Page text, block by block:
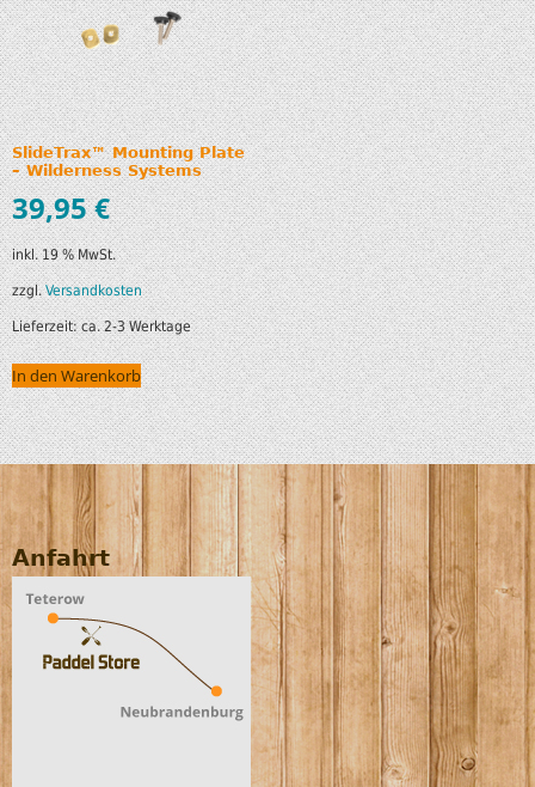
SlideTrax™ Mounting Plate
– Wilderness Systems
39,95€
inkl. 19 % MwSt.
zzgl.Versandkosten
Lieferzeit:ca. 2-3 Werktage
In den Warenkorb
Anfahrt